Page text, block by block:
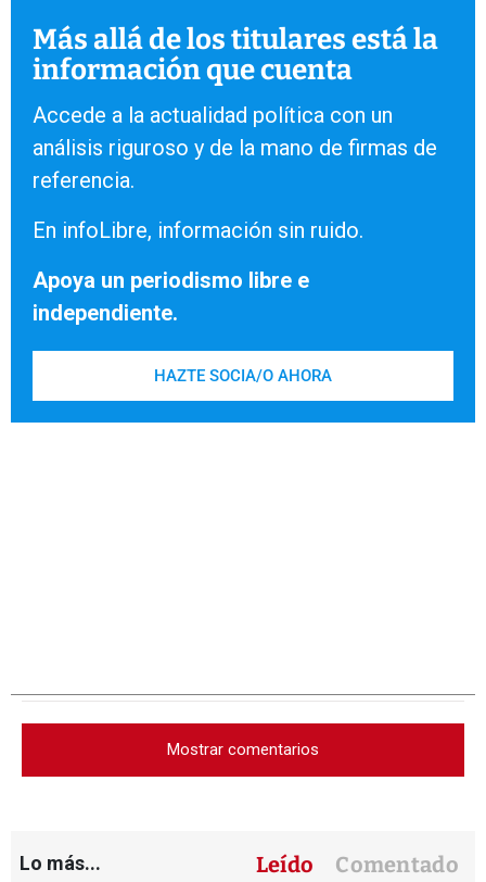
Más allá de los titulares está la
información que cuenta
Accede a la actualidad política con un
análisis riguroso y de la mano de firmas de
referencia.
En infoLibre, información sin ruido.
Apoya un periodismo libre e
independiente.
HAZTE SOCIA/O AHORA
Mostrar comentarios
Lo más... Leído Comentado